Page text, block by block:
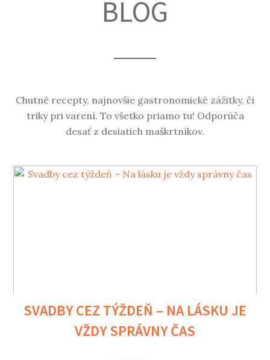
BLOG
Chutné recepty, najnovšie gastronomické zážitky, či
triky pri varení. To všetko priamo tu! Odporúča
desať z desiatich maškrtníkov.
SVADBY CEZ TÝŽDEŇ – NA LÁSKU JE
VŽDY SPRÁVNY ČAS